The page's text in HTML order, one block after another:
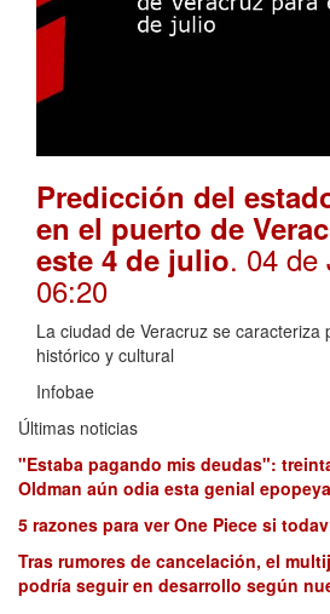
Predicción del
en el puerto de
este 4 de julio. 04 de
06:20
La ciudad de Veracruz se caracteriza
histórico y cultural
Infobae
Últimas noticias
"Estaba pagando mis deudas":
Oldman aún odia esta genial
5 razones para ver One Piece si
Tras rumores de cancelación, el
podría seguir en desarrollo según